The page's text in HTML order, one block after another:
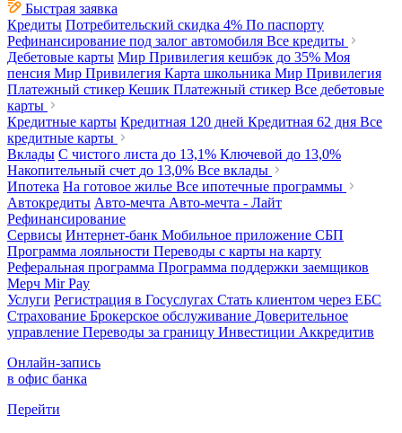
Быстрая заявка
Кредиты Потребительский скидка 4% По паспорту
Рефинансирование под залог автомобиля Все кредиты
Дебетовые карты Мир Привилегия кешбэк до 35% Моя
пенсия Мир Привилегия Карта школьника Мир Привилегия
Платежный стикер Кешик Платежный стикер Все дебетовые
карты
Кредитные карты Кредитная 120 дней Кредитная 62 дня Все
кредитные карты
Вклады С чистого листа до 13,1% Ключевой до 13,0%
Накопительный счет до 13,0% Все вклады
Ипотека На готовое жилье Все ипотечные программы
Автокредиты Авто-мечта Авто-мечта - Лайт
Рефинансирование
Сервисы Интернет-банк Мобильное приложение СБП
Программа лояльности Переводы с карты на карту
Реферальная программа Программа поддержки заемщиков
Мерч Mir Pay
Услуги Регистрация в Госуслугах Стать клиентом через ЕБС
Страхование Брокерское обслуживание Доверительное
управление Переводы за границу Инвестиции Аккредитив
Онлайн-запись
в офис банка
Перейти